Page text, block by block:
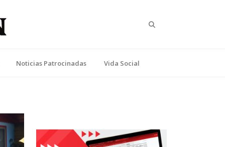
Noticias Patrocinadas Vida Social